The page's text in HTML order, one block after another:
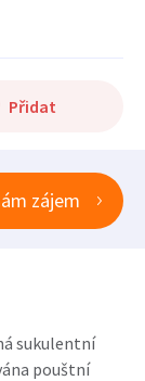
Přidat
zájem
sukulentní
pouštní